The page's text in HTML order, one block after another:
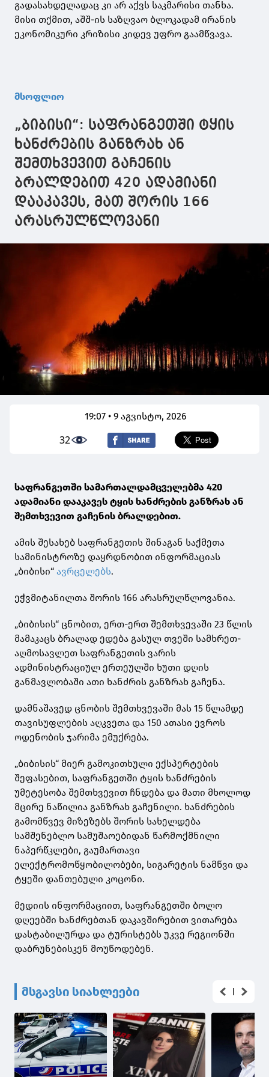
გადასახდელადაც კი არ აქვს საკმარისი თანხა.
მისი თქმით, აშშ-ის საზღვაო ბლოკადამ ირანის
ეკონომიკური კრიზისი კიდევ უფრო გაამწვავა.
მსოფლიო
„ბიბისი“: საფრანგეთში ტყის
ხანძრების განზრახ ან
შემთხვევით გაჩენის
ბრალდებით 420 ადამიანი
დააკავეს, მათ შორის 166
არასრულწლოვანი
19:07 • 9 აგვისტო, 2026
32
საფრანგეთში სამართალდამცველებმა 420
ადამიანი დააკავეს ტყის ხანძრების განზრახ ან
შემთხვევით გაჩენის ბრალდებით.
ამის შესახებ საფრანგეთის შინაგან საქმეთა
სამინისტროზე დაყრდნობით ინფორმაციას
„ბიბისი“ ავრცელებს.
ეჭვმიტანილთა შორის 166 არასრულწლოვანია.
„ბიბისის“ ცნობით, ერთ-ერთ შემთხვევაში 23 წლის
მამაკაცს ბრალად ედება გასულ თვეში სამხრეთ-
აღმოსავლეთ საფრანგეთის ვარის
ადმინისტრაციულ ერთეულში ხუთი დღის
განმავლობაში ათი ხანძრის განზრახ გაჩენა.
დამნაშავედ ცნობის შემთხვევაში მას 15 წლამდე
თავისუფლების აღკვეთა და 150 ათასი ევროს
ოდენობის ჯარიმა ემუქრება.
„ბიბისის“ მიერ გამოკითხული ექსპერტების
შეფასებით, საფრანგეთში ტყის ხანძრების
უმეტესობა შემთხვევით ჩნდება და მათი მხოლოდ
მცირე ნაწილია განზრახ გაჩენილი. ხანძრების
გამომწვევ მიზეზებს შორის სახელდება
სამშენებლო სამუშაოებიდან წარმოქმნილი
ნაპერწკლები, გაუმართავი
ელექტრომოწყობილობები, სიგარეტის ნამწვი და
ტყეში დანთებული კოცონი.
მედიის ინფორმაციით, საფრანგეთში ბოლო
დღეებში ხანძრებთან დაკავშირებით ვითარება
დასტაბილურდა და ტურისტებს უკვე რეგიონში
დაბრუნებისკენ მოუწოდებენ.
მსგავსი სიახლეები